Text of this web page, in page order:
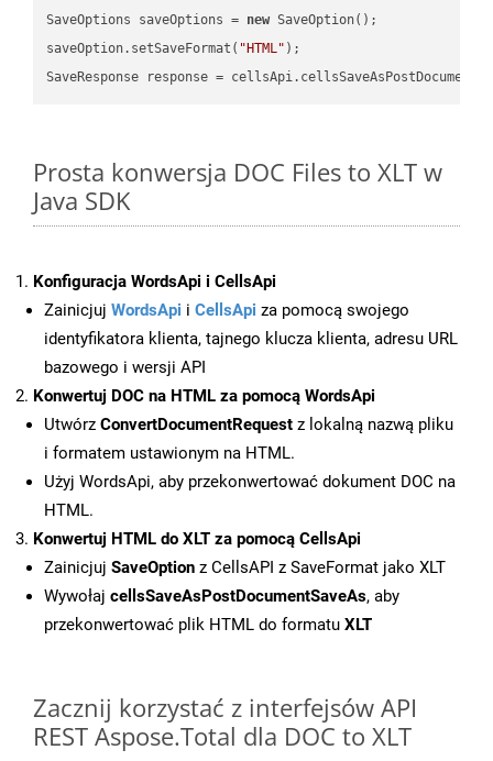
SaveOptions saveOptions = new SaveOption();
saveOption.setSaveFormat( "HTML" );
SaveResponse response =
Prosta konwersja DOC Files to XLT w
Java SDK
Konfiguracja WordsApi i CellsApi
Zainicjuj WordsApi i CellsApi za pomocą swojego
identyfikatora klienta, tajnego klucza klienta, adresu URL
bazowego i wersji API
Konwertuj DOC na HTML za pomocą WordsApi
Utwórz ConvertDocumentRequest z lokalną nazwą pliku
i formatem ustawionym na HTML.
Użyj WordsApi, aby przekonwertować dokument DOC na
HTML.
Konwertuj HTML do XLT za pomocą CellsApi
Zainicjuj SaveOption z CellsAPI z SaveFormat jako XLT
Wywołaj cellsSaveAsPostDocumentSaveAs, aby
przekonwertować plik HTML do formatu XLT
Zacznij korzystać z interfejsów API
REST Aspose.Total dla DOC to XLT